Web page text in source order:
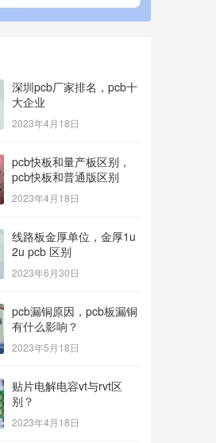
深圳pcb厂家排名，pcb十
大企业
2023年4月18日
pcb快板和量产板区别，
pcb快板和普通版区别
2023年4月18日
线路板金厚单位，金厚1u
2u pcb 区别
2023年6月30日
pcb漏铜原因，pcb板漏铜
有什么影响？
2023年5月18日
贴片电解电容vt与rvt区
别？
2023年4月18日